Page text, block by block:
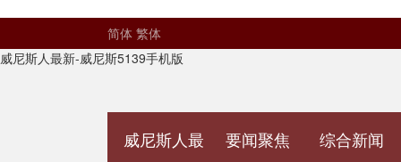
简体 繁体
威尼斯人最新-威尼斯5139手机版
威尼斯人最 要闻聚焦 综合新闻